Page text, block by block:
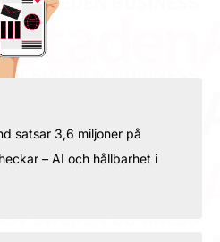
satsar 3,6 miljoner på
– AI och hållbarhet i